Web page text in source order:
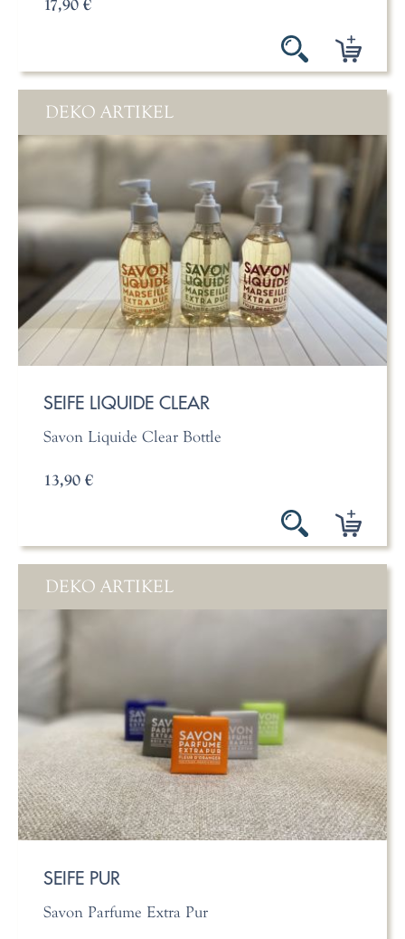
17,90 €
DEKO ARTIKEL
SEIFE LIQUIDE CLEAR
Savon Liquide Clear Bottle
13,90 €
DEKO ARTIKEL
SEIFE PUR
Savon Parfume Extra Pur